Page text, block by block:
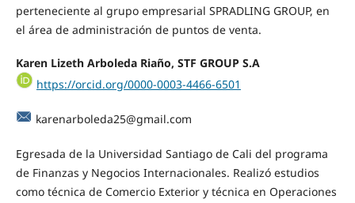
perteneciente al grupo empresarial SPRADLING GROUP, en
el área de administración de puntos de venta.
Karen Lizeth Arboleda Riaño, STF GROUP S.A
https://orcid.org/0000-0003-4466-6501
karenarboleda25@gmail.com
Egresada de la Universidad Santiago de Cali del programa
de Finanzas y Negocios Internacionales. Realizó estudios
como técnica de Comercio Exterior y técnica en Operaciones